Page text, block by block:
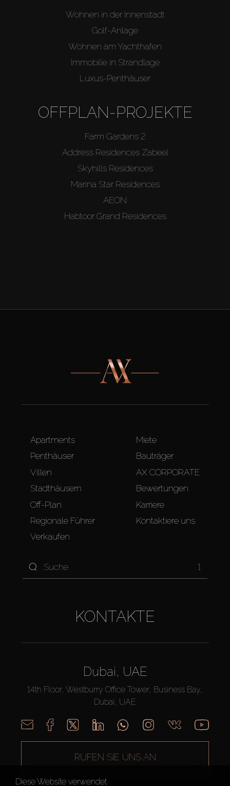
Wohnen in der Innenstadt
Golf-Anlage
Wohnen am Yachthafen
Immobilie in Strandlage
Luxus-Penthäuser
OFFPLAN-PROJEKTE
Farm Gardens 2
Address Residences Zabeel
Skyhills Residences
Marina Star Residences
AEON
Habtoor Grand Residences
Apartments
Penthäuser
Villen
Stadthäusern
Off-Plan
Regionale Führer
Verkaufen
Miete
Bauträger
AX CORPORATE
Bewertungen
Karriere
Kontaktiere uns
1
KONTAKTE
Dubai, UAE
14th Floor, Westburry Office Tower, Business Bay,
Dubai, UAE
RUFEN SIE UNS AN
Diese Website verwendet